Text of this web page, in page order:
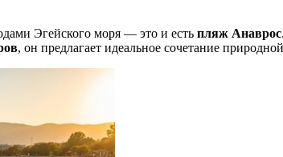
Эгейского моря — это и есть пляж Анаврос
, он предлагает идеальное сочетание